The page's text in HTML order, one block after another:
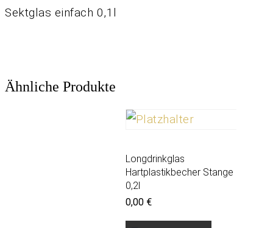
Sektglas einfach 0,1l
Ähnliche Produkte
Longdrinkglas
Hartplastikbecher Stange
0,2l
0,00 €